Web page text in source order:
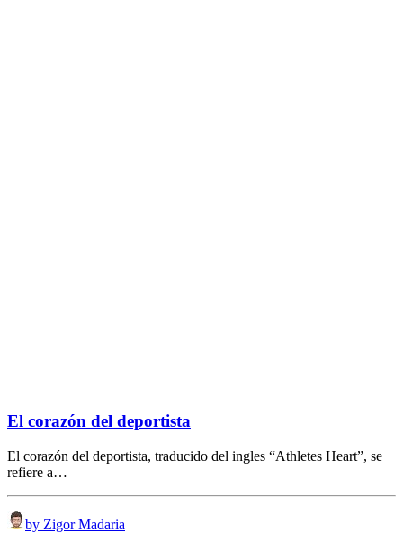
El corazón del deportista
El corazón del deportista, traducido del ingles “Athletes Heart”, se
refiere a…
by Zigor Madaria